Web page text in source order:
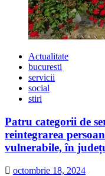
Actualitate
bucuresti
servicii
social
stiri
Patru categorii de
reintegrarea
vulnerabile, în
octombrie 18, 2024